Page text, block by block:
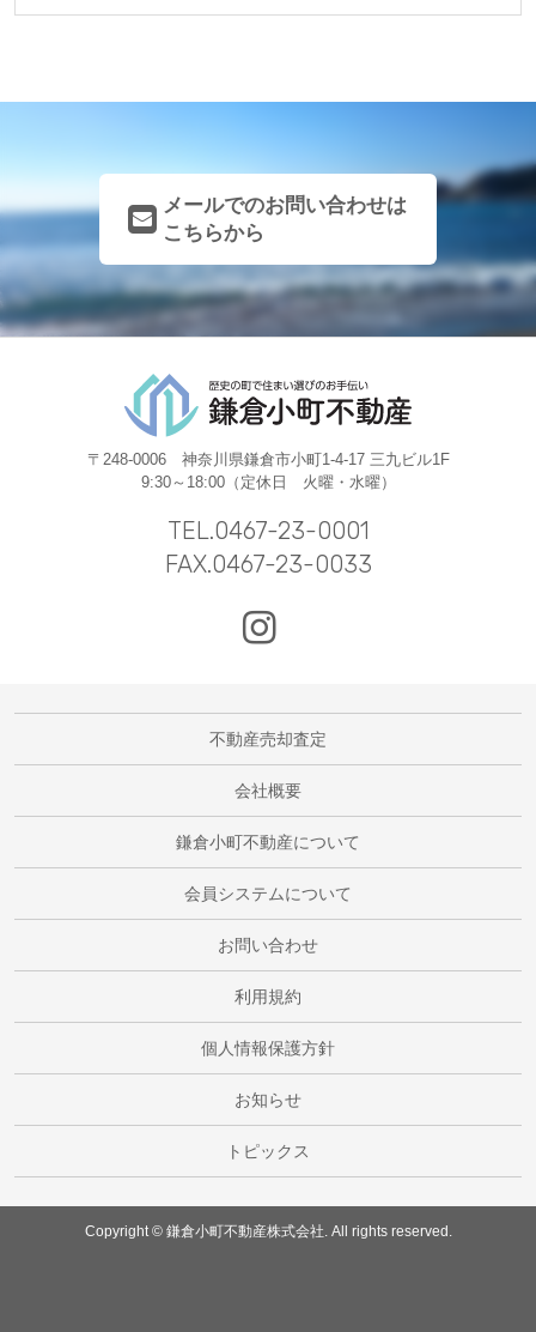
メールでのお問い合わせは
こちらから
〒248-0006 神奈川県鎌倉市小町1-4-17 三九ビル1F
9:30～18:00（定休日 火曜・水曜）
TEL.0467-23-0001
FAX.0467-23-0033
不動産売却査定
会社概要
鎌倉小町不動産について
会員システムについて
お問い合わせ
利用規約
個人情報保護方針
お知らせ
トピックス
Copyright © 鎌倉小町不動産株式会社. All rights reserved.